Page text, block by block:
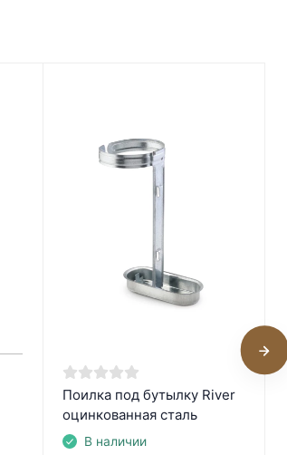
Поилка под бутылку River
оцинкованная сталь
В наличии